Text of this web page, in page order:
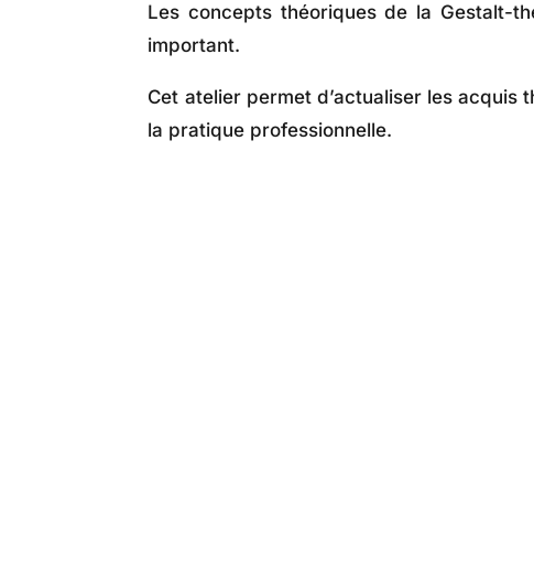
Les concepts théoriques de la Gestalt-
important.
Cet atelier permet d’actualiser les acquis
la pratique professionnelle.